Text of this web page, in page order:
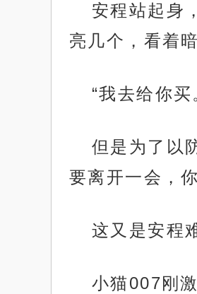
安程站起身
亮几个，看着
“我去给你买
但是为了以
要离开一会，
这又是安程
小猫007刚